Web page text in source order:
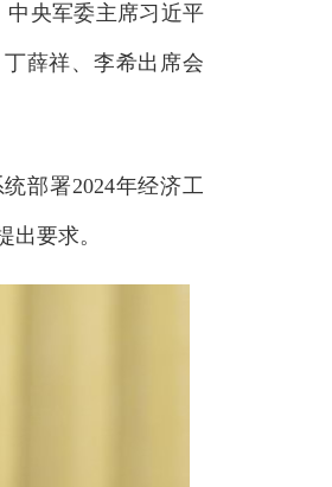
央军委主席习近平
薛祥、李希出席会
部署2024年经济工
要求。